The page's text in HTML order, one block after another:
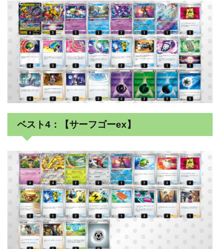
ベスト4：【サーフゴーex】